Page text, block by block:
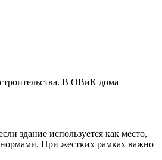
В ОВиК дома
здание используется как место,
нормами. При жестких рамках важно